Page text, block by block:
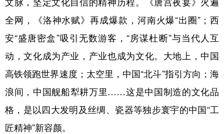
全网，《洛神水赋》再成爆款，河南火爆“出圈”；西
安“盛唐密盒”吸引无数游客，“房谋杜断”与当代人互
动，文化成为产业，产业也成为文化。大地上，中国
高铁领跑世界速度；太空里，中国“北斗”指引方向；海
浪间，中国舰船犁耕万里……这是中国制造的文化品
格，是以四大发明及丝绸、瓷器等独步寰宇的中国“工
匠精神”新容颜。